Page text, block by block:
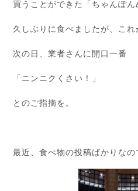
買うことができた「ちゃんぽん
久しぶりに食べましたが、これ
次の日、業者さんに開口一番
「ニンニクくさい！」
とのご指摘を。
最近、食べ物の投稿ばかりなの